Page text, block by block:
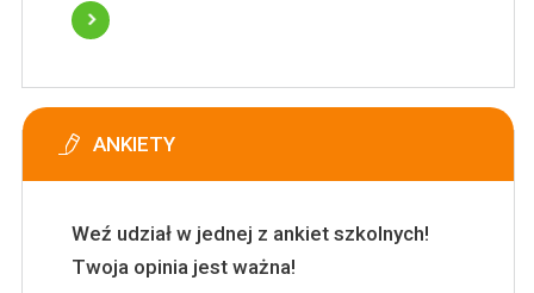
ANKIETY
Weź udział w jednej z ankiet szkolnych!
Twoja opinia jest ważna!